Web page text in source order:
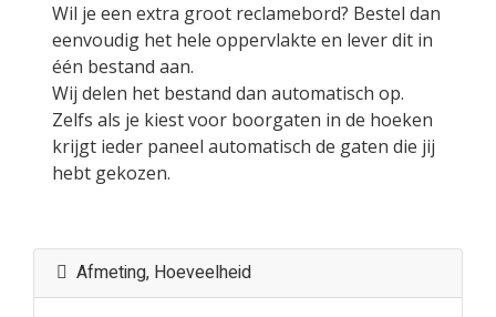
Wil je een extra groot reclamebord? Bestel dan
eenvoudig het hele oppervlakte en lever dit in
één bestand aan.
Wij delen het bestand dan automatisch op.
Zelfs als je kiest voor boorgaten in de hoeken
krijgt ieder paneel automatisch de gaten die jij
hebt gekozen.
Afmeting, Hoeveelheid